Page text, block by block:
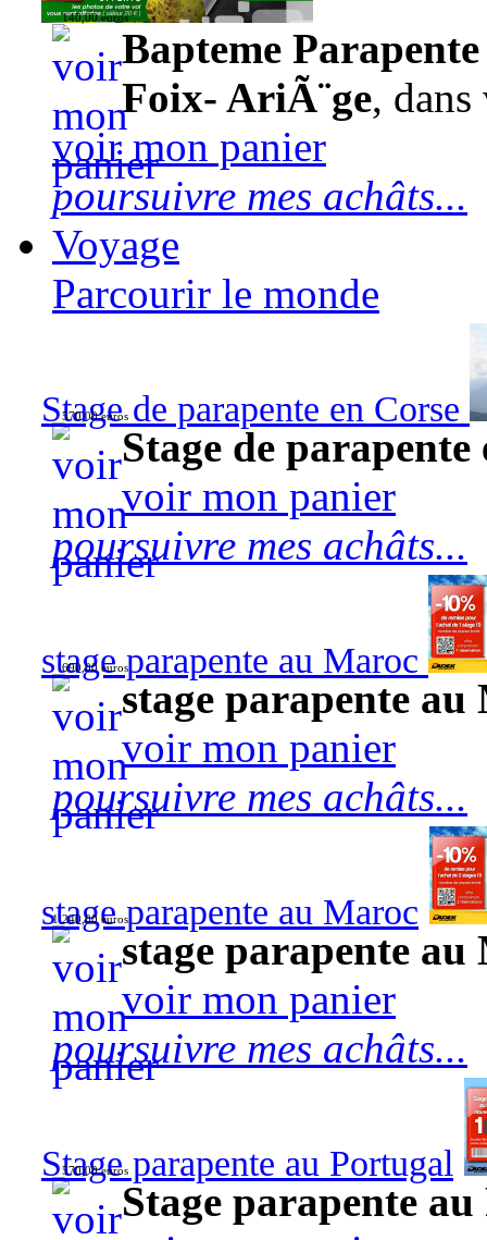
140,00 euros
Bapteme
Foix- AriÃ¨ge,
voir mon panier
poursuivre mes achâts...
Voyage
Parcourir le monde
Stage de parapente en Corse
570,00 euros
Stage de
voir mon panier
poursuivre mes achâts...
stage parapente au Maroc
690,00 euros
stage parapente
voir mon panier
poursuivre mes achâts...
stage parapente au Maroc
1 240,00 euros
stage parapente au
voir mon panier
poursuivre mes achâts...
Stage parapente au Portugal
570,00 euros
Stage parapente